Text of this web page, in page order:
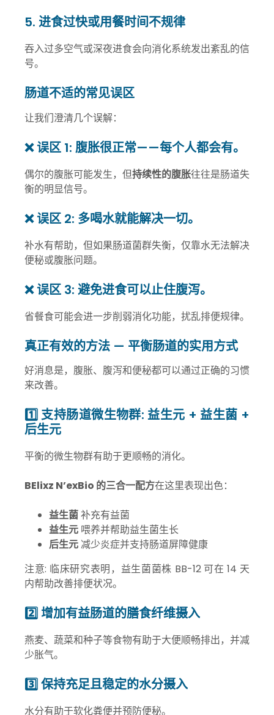
5. 进食过快或用餐时间不规律
吞入过多空气或深夜进食会向消化系统发出紊乱的信
号。
肠道不适的常见误区
让我们澄清几个误解：
❌ 误区 1: 腹胀很正常——每个人都会有。
偶尔的腹胀可能发生，但持续性的腹胀往往是肠道失
衡的明显信号。
❌ 误区 2: 多喝水就能解决一切。
补水有帮助，但如果肠道菌群失衡，仅靠水无法解决
便秘或腹胀问题。
❌ 误区 3: 避免进食可以止住腹泻。
省餐食可能会进一步削弱消化功能，扰乱排便规律。
真正有效的方法 — 平衡肠道的实用方式
好消息是，腹胀、腹泻和便秘都可以通过正确的习惯
来改善。
1️⃣ 支持肠道微生物群: 益生元 + 益生菌 +
后生元
平衡的微生物群有助于更顺畅的消化。
BElixz N’exBio 的三合一配方在这里表现出色：
益生菌补充有益菌
益生元 喂养并帮助益生菌生长
后生元减少炎症并支持肠道屏障健康
注意: 临床研究表明，益生菌菌株 BB-12 可在 14 天
内帮助改善排便状况。
2️⃣ 增加有益肠道的膳食纤维摄入
燕麦、蔬菜和种子等食物有助于大便顺畅排出，并减
少胀气。
3️⃣ 保持充足且稳定的水分摄入
水分有助于软化粪便并预防便秘。